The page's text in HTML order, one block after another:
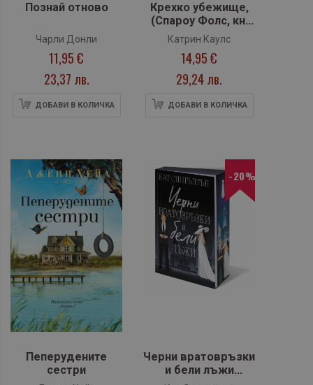
Познай отново
Чарли Донли
11,95 €
23,37 лв.
ДОБАВИ В КОЛИЧКА
Крехко убежище,
(Спароу Фолс, кн.
1), с цветни
порезки
Катрин Каулс
14,95 €
29,24 лв.
ДОБАВИ В КОЛИЧКА
Пеперудените
сестри
-20%
Черни вратовръзки
и бели лъжи